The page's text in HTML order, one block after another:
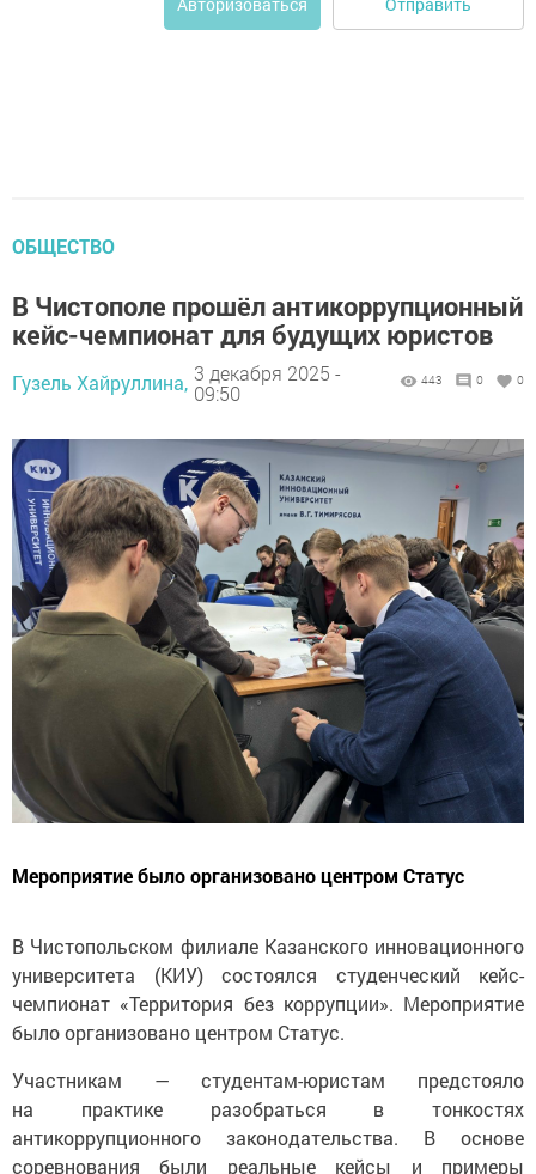
ОБЩЕСТВО
В Чистополе прошёл антикоррупционный
кейс-чемпионат для будущих юристов
Гузель Хайруллина, 3 декабря 2025 -
09:50
443 0 0
Мероприятие было организовано центром Статус
В Чистопольском филиале Казанского инновационного
университета (КИУ) состоялся студенческий кейс-
чемпионат «Территория без коррупции». Мероприятие
было организовано центром Статус.
Участникам — студентам-юристам предстояло
на практике разобраться в тонкостях
антикоррупционного законодательства. В основе
соревнования были реальные кейсы и примеры